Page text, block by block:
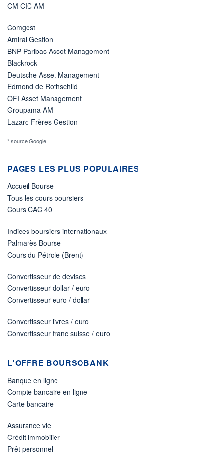
CM CIC AM
Comgest
Amiral Gestion
BNP Paribas Asset Management
Blackrock
Deutsche Asset Management
Edmond de Rothschild
OFI Asset Management
Groupama AM
Lazard Frères Gestion
* source Google
PAGES LES PLUS POPULAIRES
Accueil Bourse
Tous les cours boursiers
Cours CAC 40
Indices boursiers internationaux
Palmarès Bourse
Cours du Pétrole (Brent)
Convertisseur de devises
Convertisseur dollar / euro
Convertisseur euro / dollar
Convertisseur livres / euro
Convertisseur franc suisse / euro
L'OFFRE BOURSOBANK
Banque en ligne
Compte bancaire en ligne
Carte bancaire
Assurance vie
Crédit immobilier
Prêt personnel